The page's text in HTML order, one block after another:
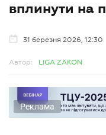
вплинути на
31 березня 2026, 12:30
Автор: LIGA ZAKON
Реклама